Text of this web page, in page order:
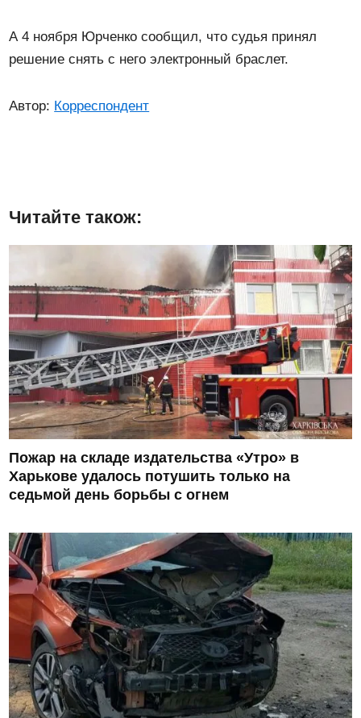
А 4 ноября Юрченко сообщил, что судья принял
решение снять с него электронный браслет.
Автор: Корреспондент
Читайте також:
Пожар на складе издательства «Утро» в
Харькове удалось потушить только на
седьмой день борьбы с огнем